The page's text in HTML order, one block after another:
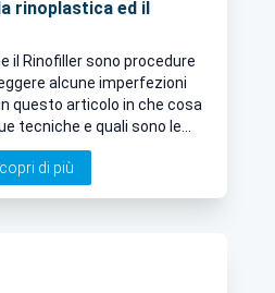
rinoplastica ed il
il Rinofiller sono procedure
alcune imperfezioni
questo articolo in che cosa
tecniche e quali sono le
di più